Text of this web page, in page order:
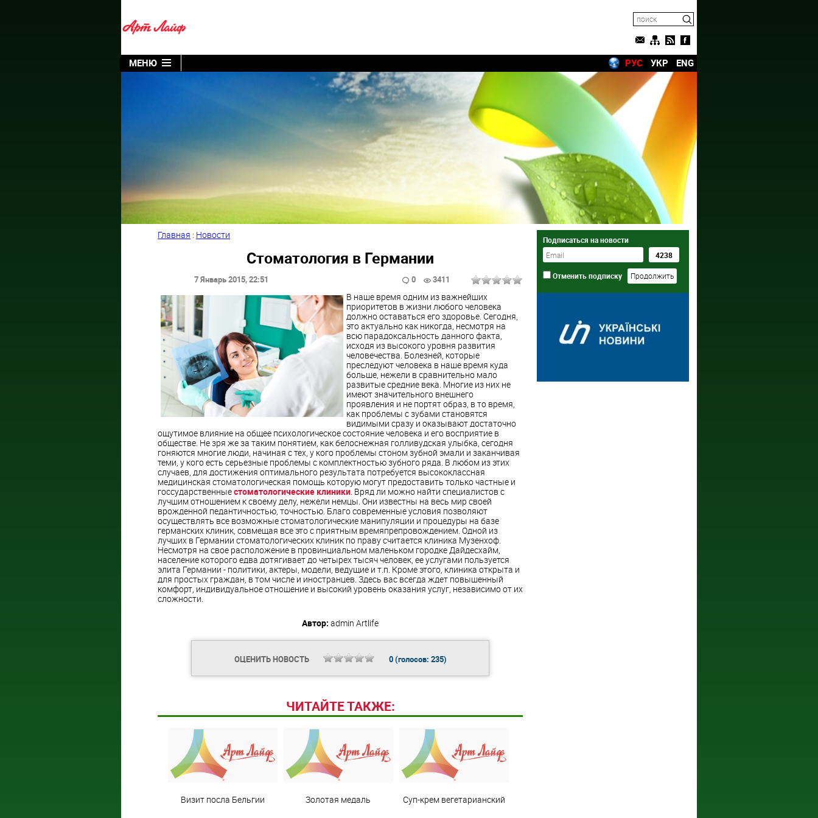
МЕНЮ РУС УКР ENG
Главная : Новости
Стоматология в Германии
7 Январь 2015, 22:51 0 3411
В наше время одним из важнейших
приоритетов в жизни любого человека
должно оставаться его здоровье. Сегодня,
это актуально как никогда, несмотря на
всю парадоксальность данного факта,
исходя из высокого уровня развития
человечества. Болезней, которые
преследуют человека в наше время куда
больше, нежели в сравнительно мало
развитые средние века. Многие из них не
имеют значительного внешнего
проявления и не портят образ, в то время,
как проблемы с зубами становятся
видимыми сразу и оказывают достаточно
ощутимое влияние на общее психологическое состояние человека и его восприятие в
обществе. Не зря же за таким понятием, как белоснежная голливудская улыбка, сегодня
гоняются многие люди, начиная с тех, у кого проблемы стоном зубной эмали и заканчивая
теми, у кого есть серьезные проблемы с комплектностью зубного ряда. В любом из этих
случаев, для достижения оптимального результата потребуется высококлассная
медицинская стоматологическая помощь которую могут предоставить только частные и
госсударственныестоматологические клиники. Вряд ли можно найти специалистов с
лучшим отношением к своему делу, нежели немцы. Они известны на весь мир своей
врожденной педантичностью, точностью. Благо современные условия позволяют
осуществлять все возможные стоматологические манипуляции и процедуры на базе
германских клиник, совмещая все это с приятным времяпрепровождением. Одной из
лучших в Германии стоматологических клиник по праву считается клиника Музенхоф.
Несмотря на свое расположение в провинциальном маленьком городке Дайдесхайм,
население которого едва дотягивает до четырех тысяч человек, ее услугами пользуется
элита Германии - политики, актеры, модели, ведущие и т.п. Кроме этого, клиника открыта и
для простых граждан, в том числе и иностранцев. Здесь вас всегда ждет повышенный
комфорт, индивидуальное отношение и высокий уровень оказания услуг, независимо от их
сложности.
Автор: admin Artlife
ОЦЕНИТЬ НОВОСТЬ 0(голосов: 235)
ЧИТАЙТЕ ТАКЖЕ:
Визит посла Бельгии Золотая медаль Суп-крем вегетарианский
Подписаться на новости
Отменить подписку